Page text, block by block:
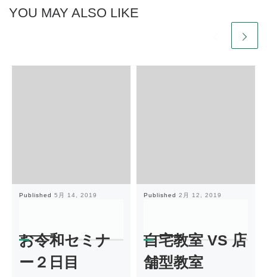
YOU MAY ALSO LIKE
Published 5月 14, 2019
お令和セミナ
ー２日目
Published 2月 12, 2019
自宅教室 VS 店
舗型教室